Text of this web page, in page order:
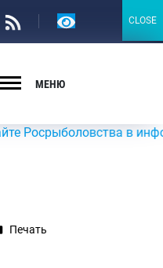
Версия
МЕНЮ
в
Печать
CLOSE
CLOSE